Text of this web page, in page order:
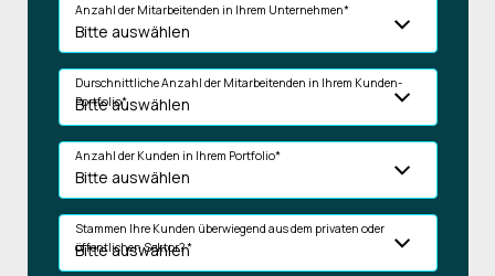
Anzahl der Mitarbeitenden in Ihrem Unternehmen*
Durschnittliche Anzahl der Mitarbeitenden in Ihrem Kunden-
Portfolio*
Anzahl der Kunden in Ihrem Portfolio*
Stammen Ihre Kunden überwiegend aus dem privaten oder
öffentlichen Sektor?*